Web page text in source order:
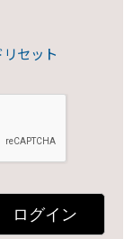
セット
ログイン